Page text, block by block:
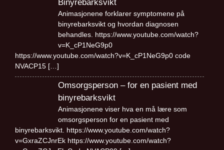
Binyrebarksvikt
Animasjonene forklarer symptomene på
binyrebarksvikt og hvordan diagnosen
behandles. https://www.youtube.com/watch?
v=K_cP1NeG9p0
https://www.youtube.com/watch?v=K_cP1NeG9p0 code
NVACP15 […]
Omsorgsperson – for en pasient med
binyrebarksvikt
Animasjonene viser hva en må lære som
omsorgsperson for en pasient med
binyrebarksvikt. https://www.youtube.com/watch?
v=GxraZCJnrEk https://www.youtube.com/watch?